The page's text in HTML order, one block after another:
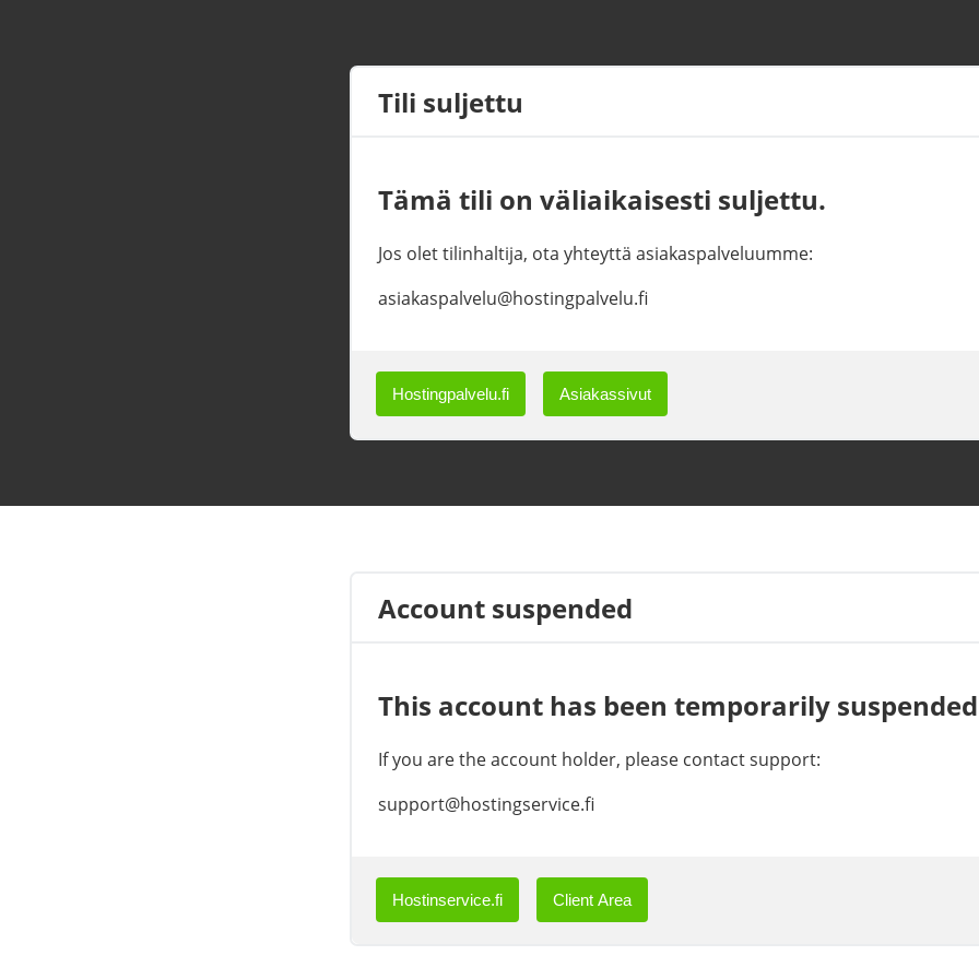
Tili suljettu
Tämä tili on väliaikaisesti suljettu.
Jos olet tilinhaltija, ota yhteyttä asiakaspalveluumme:
asiakaspalvelu@hostingpalvelu.fi
Hostingpalvelu.fi Asiakassivut
Account suspended
This account has been temporarily
If you are the account holder, please contact support:
support@hostingservice.fi
Hostinservice.fi Client Area